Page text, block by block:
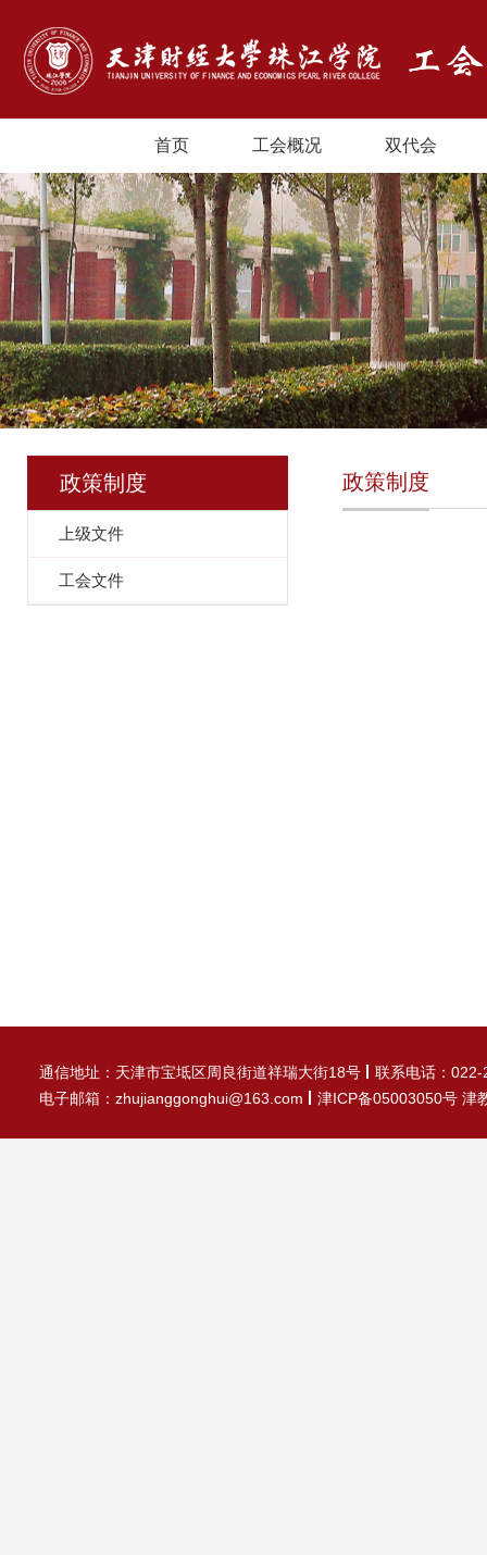
首页 工会概况 双代会
政策制度
上级文件
工会文件
政策制度
通信地址：天津市宝坻区周良街道祥瑞大街18号
联系电话：
电子邮箱：zhujianggonghui@163.com
津ICP备05003050号 津